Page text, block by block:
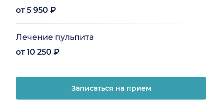
от 5 950 ₽
Лечение пульпита
от 10 250 ₽
Записаться на прием